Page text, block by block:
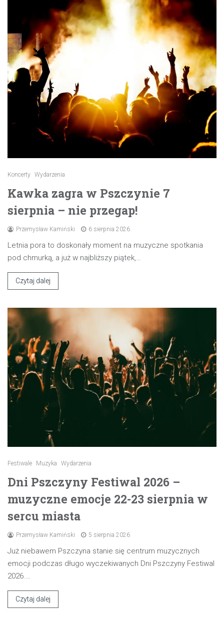
Koncerty Wydarzenia
Kawka zagra w Pszczynie 7
sierpnia – nie przegap!
Przemysław Kamiński 6 sierpnia 2026
Letnia pora to doskonały moment na muzyczne spotkania
pod chmurką, a już w najbliższy piątek,…
Czytaj dalej
Festiwale Muzyka Wydarzenia
Dni Pszczyny Festiwal 2026 –
muzyczne emocje 22-23 sierpnia w
sercu miasta
Przemysław Kamiński 5 sierpnia 2026
Już niebawem Pszczyna stanie się centrum muzycznych
emocji podczas długo wyczekiwanych Dni Pszczyny Festiwal
2026.…
Czytaj dalej